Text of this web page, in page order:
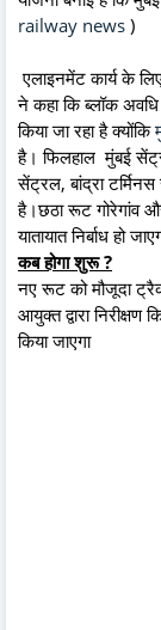
railway news )
एलाइनमेंट कार्य के
ने कहा कि ब्लॉक
किया जा रहा है क्योंकि
है। फिलहाल मुंबई
सेंट्रल, बांद्रा
है।छठा रूट गोरेगांव
यातायात निर्बाध हो
कब होगा शुरू ?
नए रूट को मौजूदा
आयुक्त द्वारा निरीक्षण
किया जाएगा